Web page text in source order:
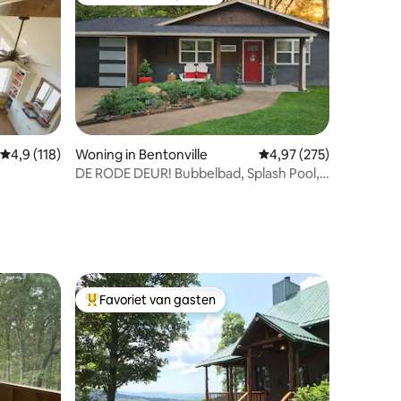
Gemiddelde beoordeling van 4,9 uit 5, 118 recensies
4,9 (118)
Woning in Bentonville Gemiddelde
4,97 (275)
DE RODE DEUR! Bubbelbad, Splash Pool,
Topfavoriet van gasten
Favoriet van gasten